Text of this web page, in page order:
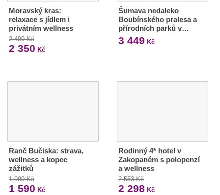
Moravský kras:
relaxace s jídlem i
privátním wellness
2 490 Kč
2 350 Kč
Šumava nedaleko
Boubínského pralesa a
přírodních parků v…
3 449 Kč
Ranč Bučiska: strava,
wellness a kopec
zážitků
1 990 Kč
1 590 Kč
Rodinný 4* hotel v
Zakopaném s polopenzí
a wellness
2 553 Kč
2 298 Kč